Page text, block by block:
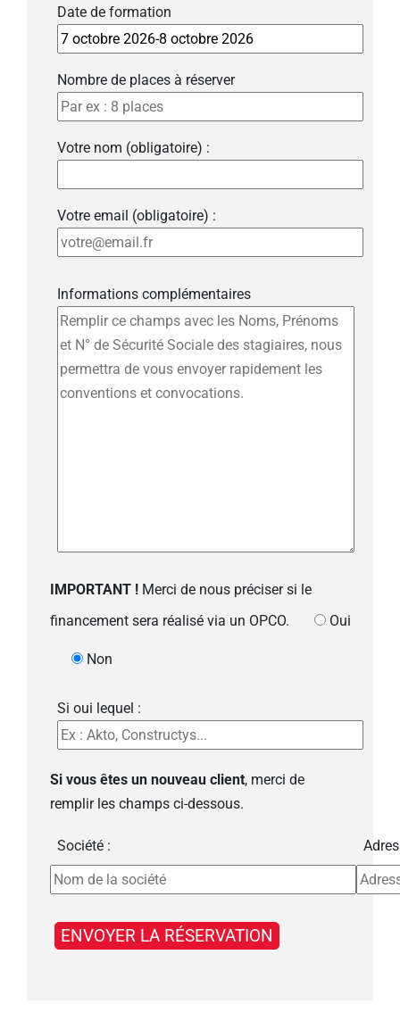
Date de formation
Nombre de places à réserver
Votre nom (obligatoire) :
Votre email (obligatoire) :
Informations complémentaires
IMPORTANT ! Merci de nous préciser si le
financement sera réalisé via un OPCO.
Oui
Non
Si oui lequel :
Si vous êtes un nouveau client, merci de
remplir les champs ci-dessous.
Société :